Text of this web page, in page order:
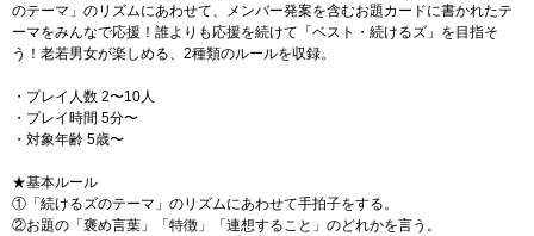
のテーマ」のリズムにあわせて、メンバー発案を含むお題カードに書かれたテ
ーマをみんなで応援！誰よりも応援を続けて「ベスト・続けるズ」を目指そ
う！老若男女が楽しめる、2種類のルールを収録。
・プレイ人数 2〜10人
・プレイ時間 5分〜
・対象年齢 5歳〜
★基本ルール
①「続けるズのテーマ」のリズムにあわせて手拍子をする。
②お題の「褒め言葉」「特徴」「連想すること」のどれかを言う。